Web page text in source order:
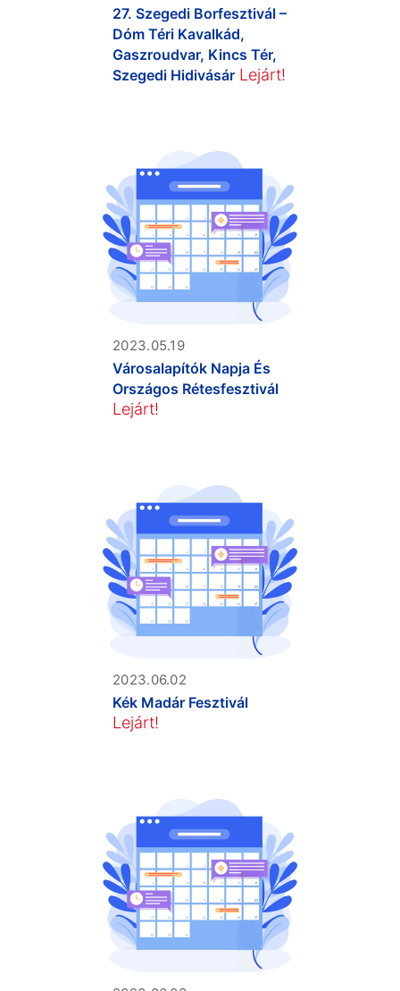
27. Szegedi Borfesztivál –
Dóm Téri Kavalkád,
Gaszroudvar, Kincs Tér,
Szegedi Hidivásár Lejárt!
2023.05.19
Városalapítók Napja És
Országos Rétesfesztivál
Lejárt!
2023.06.02
Kék Madár Fesztivál
Lejárt!